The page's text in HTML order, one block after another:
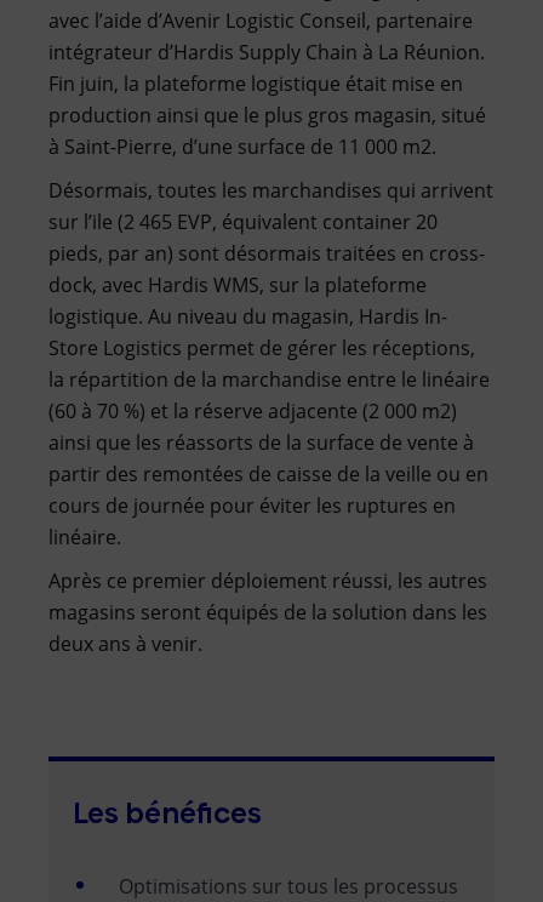
avec l’aide d’Avenir Logistic Conseil, partenaire
intégrateur d’Hardis Supply Chain à La Réunion.
Fin juin, la plateforme logistique était mise en
production ainsi que le plus gros magasin, situé
à Saint-Pierre, d’une surface de 11 000 m2.
Désormais, toutes les marchandises qui arrivent
sur l’ile (2 465 EVP, équivalent container 20
pieds, par an) sont désormais traitées en cross-
dock, avec Hardis WMS, sur la plateforme
logistique. Au niveau du magasin, Hardis In-
Store Logistics permet de gérer les réceptions,
la répartition de la marchandise entre le linéaire
(60 à 70 %) et la réserve adjacente (2 000 m2)
ainsi que les réassorts de la surface de vente à
partir des remontées de caisse de la veille ou en
cours de journée pour éviter les ruptures en
linéaire.
Après ce premier déploiement réussi, les autres
magasins seront équipés de la solution dans les
deux ans à venir.
Les bénéfices
Optimisations sur tous les processus